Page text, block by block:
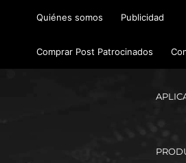
Quiénes somos Publicidad
Comprar Post Patrocinados